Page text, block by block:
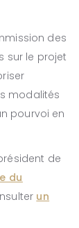
des
sur le projet
modalités
pourvoi en
de
du
un